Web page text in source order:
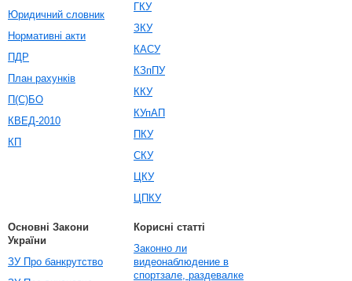
Юридичний словник
Нормативні акти
ПДР
План рахунків
П(С)БО
КВЕД-2010
КП
ГКУ
ЗКУ
КАСУ
КЗпПУ
ККУ
КУпАП
ПКУ
СКУ
ЦКУ
ЦПКУ
Основні Закони
України
ЗУ Про банкрутство
Корисні статті
Законно ли
видеонаблюдение в
спортзале, раздевалке